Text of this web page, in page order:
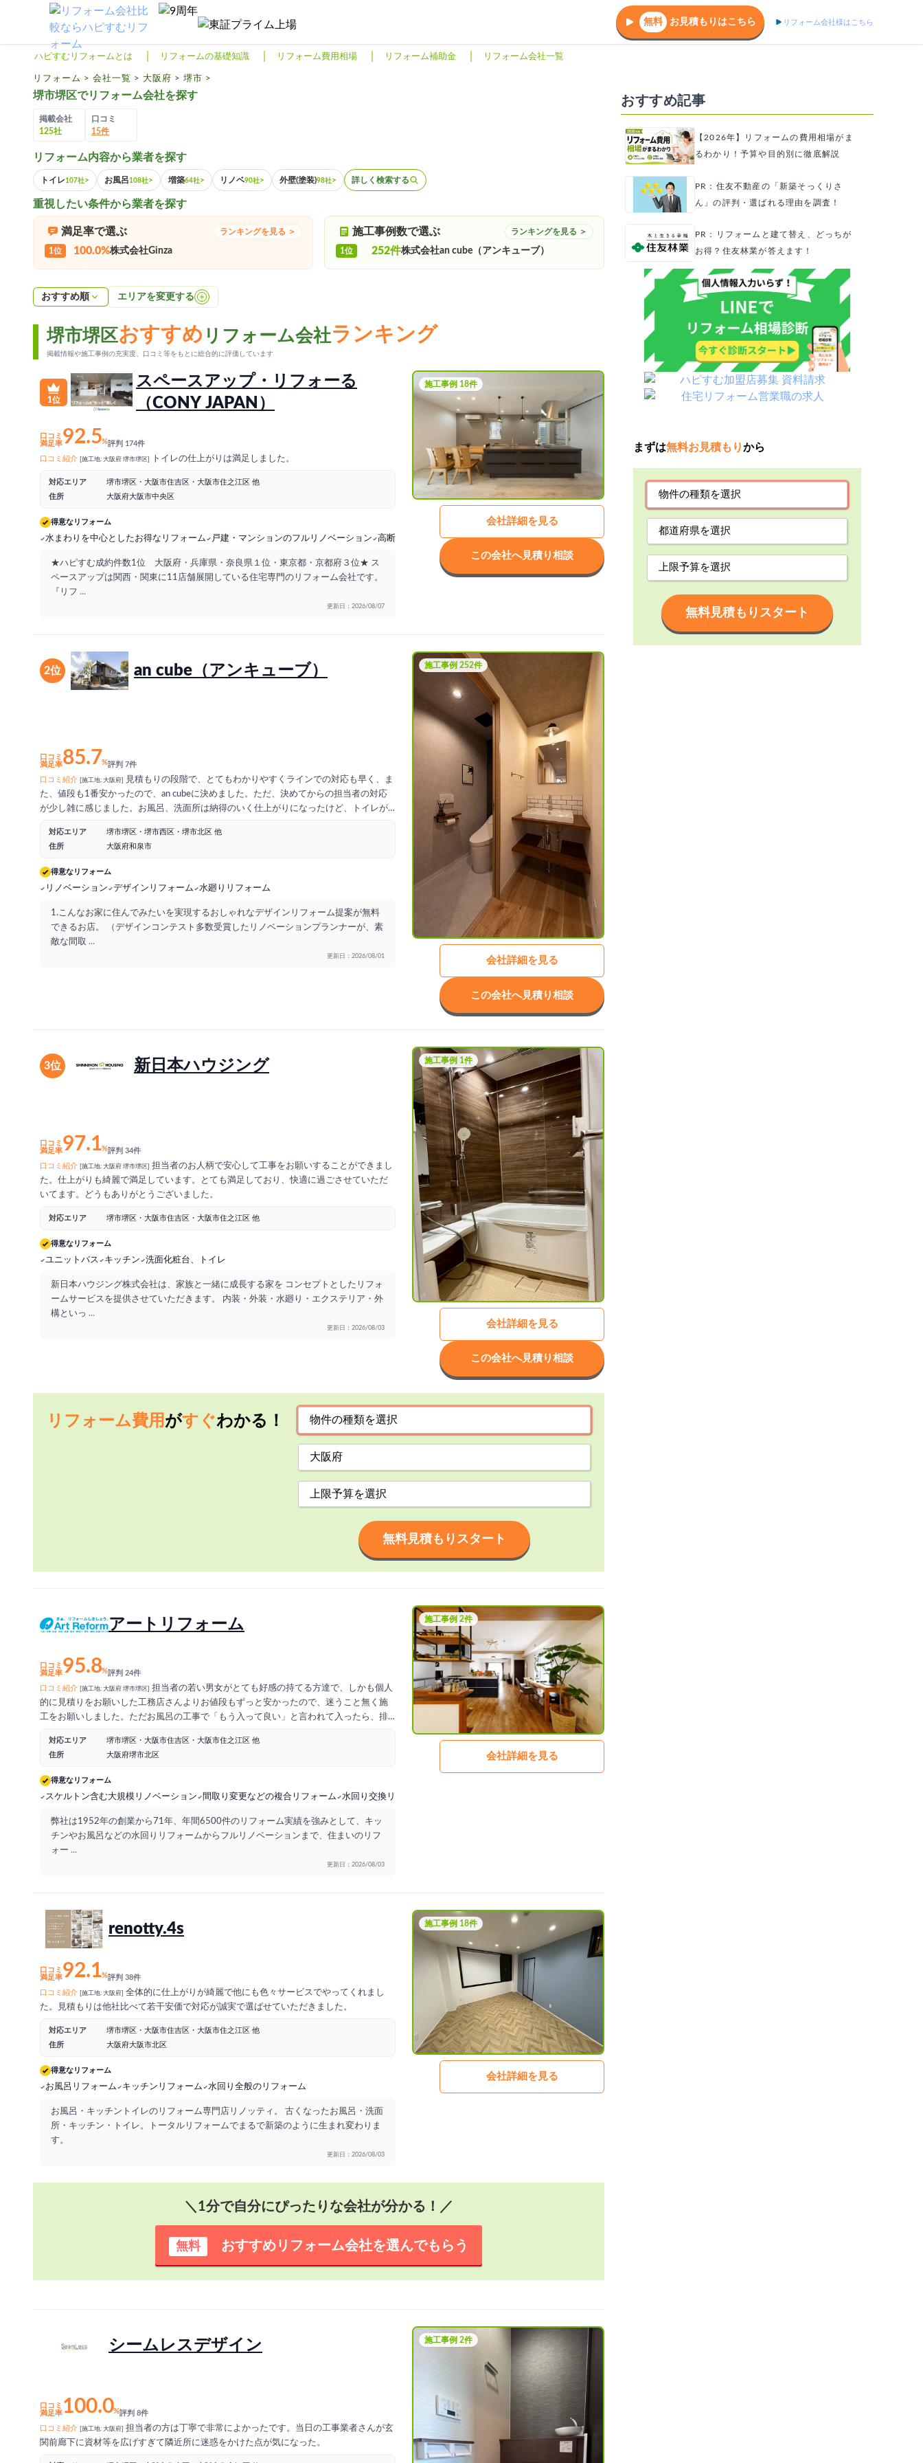
リフォームTOP
ハピすむリフォームとは
リフォームの基礎知識
リフォーム補助金
リフォーム会社一覧
閉じる
無料 お見積もりはこちら リフォーム会社様はこちら
ハピすむリフォームとは リフォームの基礎知識 リフォーム費用相場 リフォーム補助金 リフォーム会社一覧
リフォーム > 会社一覧 > 大阪府 > 堺市 >
堺市堺区でリフォーム会社を探す
掲載会社
125社
口コミ
15件
リフォーム内容から業者を探す
トイレ107社> お風呂108社> 増築64社> リノベ90社> 外壁(塗装)98社> 詳しく検索する
重視したい条件から業者を探す
満足率で選ぶ ランキングを見る ＞
1位 100.0%株式会社Ginza
施工事例数で選ぶ ランキングを見る ＞
1位 252件株式会社an cube（アンキューブ）
おすすめ順 エリアを変更する
堺市堺区おすすめ リフォーム会社ランキング
掲載情報や施工事例の充実度、口コミ等をもとに総合的に評価しています
1位
スペースアップ・リフォーる
（CONY JAPAN）
口コミ
満足率92.5%評判 174件
口コミ紹介
[施工地: 大阪府 堺市堺区] トイレの仕上がりは満足しました。
対応エリア
堺市堺区・大阪市住吉区・大阪市住之江区 他
住所
大阪府大阪市中央区
得意なリフォーム
水まわりを中心としたお得なリフォーム 戸建・マンションのフルリノベーション 高断熱・耐震補強で安心の住まいリフォーム
★ハピすむ成約件数1位 大阪府・兵庫県・奈良県１位・東京都・京都府３位★ ス
ペースアップは関西・関東に11店舗展開している住宅専門のリフォーム会社です。
『リフ ...
更新日：2026/08/07
施工事例 18件
会社詳細を見る
この会社へ見積り相談
2位 an cube（アンキューブ）
口コミ
満足率85.7%評判 7件
口コミ紹介
[施工地: 大阪府]
見積もりの段階で、とてもわかりやすくラインでの対応も早く、ま
た、値段も1番安かったので、an cubeに決めました。ただ、決めてからの担当者の対応
が少し雑に感じました。お風呂、洗面所は納得のいく仕上がりになったけど、トイレが
言えばその都度、対応してもらえたので、まあ及第点です。初めてのリフォームなの
で、わからないことも多く、絶対、何社かの見積もりは必要と感じました。打ち合わせ
の段階でもう少し要望をはっきりと言っておかないとダメだとも感じました。次にま
た、リフォームする時はan cubeに頼むかどうかは、要再考です。
対応エリア
堺市堺区・堺市西区・堺市北区 他
住所
大阪府和泉市
得意なリフォーム
リノベーション デザインリフォーム 水廻りリフォーム
1.こんなお家に住んでみたいを実現するおしゃれなデザインリフォーム提案が無料
できるお店。 （デザインコンテスト多数受賞したリノベーションプランナーが、素
敵な間取 ...
更新日：2026/08/01
施工事例 252件
会社詳細を見る
この会社へ見積り相談
3位 新日本ハウジング
口コミ
満足率97.1%評判 34件
口コミ紹介
[施工地: 大阪府 堺市堺区]
担当者のお人柄で安心して工事をお願いすることができまし
た。仕上がりも綺麗で満足しています。とても満足しており、快適に過ごさせていただ
いてます。どうもありがとうございました。
対応エリア 堺市堺区・大阪市住吉区・大阪市住之江区 他
得意なリフォーム
ユニットバス キッチン 洗面化粧台、トイレ
新日本ハウジング株式会社は、家族と一緒に成長する家を コンセプトとしたリフォ
ームサービスを提供させていただきます。 内装・外装・水廻り・エクステリア・外
構といっ ...
更新日：2026/08/03
施工事例 1件
会社詳細を見る
この会社へ見積り相談
リフォーム費用 がすぐわかる！
無料見積もりスタート
アートリフォーム
口コミ
満足率95.8%評判 24件
口コミ紹介
[施工地: 大阪府 堺市堺区]
担当者の若い男女がとても好感の持てる方達で、しかも個人
的に見積りをお願いした工務店さんよりお値段もずっと安かったので、迷うこと無く施
工をお願いしました。ただお風呂の工事で「もう入って良い」と言われて入ったら、排
ただ、そのあと無料で水漏れした廊下(今回の工事には関係ない箇所)のクロスを貼り替え
てくれたので、そこは誠意を感じました。
対応エリア
堺市堺区・大阪市住吉区・大阪市住之江区 他
住所
大阪府堺市北区
得意なリフォーム
スケルトン含む大規模リノベーション 間取り変更などの複合リフォーム 水回り交換リフォーム
弊社は1952年の創業から71年、年間6500件のリフォーム実績を強みとして、キッ
チンやお風呂などの水回りリフォームからフルリノベーションまで、住まいのリフ
ォー ...
更新日：2026/08/03
施工事例 2件
会社詳細を見る
renotty.4s
口コミ
満足率92.1%評判 38件
口コミ紹介
[施工地: 大阪府]
全体的に仕上がりが綺麗で他にも色々サービスでやってくれまし
た。見積もりは他社比べて若干安価で対応が誠実で選ばせていただきました。
対応エリア
堺市堺区・大阪市住吉区・大阪市住之江区 他
住所
大阪府大阪市北区
得意なリフォーム
お風呂リフォーム キッチンリフォーム 水回り全般のリフォーム
お風呂・キッチントイレのリフォーム専門店リノッティ。 古くなったお風呂・洗面
所・キッチン・トイレ。トータルリフォームでまるで新築のように生まれ変わりま
す。
更新日：2026/08/03
施工事例 18件
会社詳細を見る
＼1分で自分にぴったりな会社が分かる！／
無料 おすすめリフォーム会社を選んでもらう
シームレスデザイン
口コミ
満足率100.0%評判 8件
口コミ紹介 [施工地: 大阪府] 担当者の方は丁寧で非常によかったです。当日の工事業者さんが玄
関前廊下に資材等を広げすぎて隣近所に迷惑をかけた点が気になった。
施工事例 2件
おすすめ記事
【2026年】リフォームの費用相場がま
るわかり！予算や目的別に徹底解説
PR：住友不動産の「新築そっくりさ
ん」の評判・選ばれる理由を調査！
PR：リフォームと建て替え、どっちが
お得？住友林業が答えます！
まずは無料お見積もりから
無料見積もりスタート